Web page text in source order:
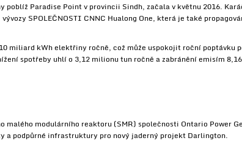
Paradise Point v provincii Sindh, začala v květnu 2016.
SPOLEČNOSTI CNNC Hualong One, která je také
miliard kWh elektřiny ročně, což může uspokojit roční poptávku
spotřeby uhlí o 3,12 milionu tun ročně a zabránění emisím
modulárního reaktoru (SMR) společnosti Ontario Power
a podpůrné infrastruktury pro nový jaderný projekt Darlington.